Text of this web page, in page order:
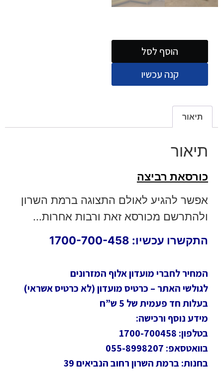
הוסף לסל
קנה עכשיו
תיאור
תיאור
כורסאת רביצה
אפשר להגיע לאולם התצוגה ברמת השרון
ולהתרשם מכורסא זאת ורבות אחרות…
התקשרו עכשיו: 1700-700-458
המחיר לחברי מועדון אלוף המזרונים
לגולשי האתר – כרטיס מועדון (לא כרטיס אשראי)
בעלות חד פעמית של 5 ש”ח
מידע נוסף ורכישה:
בטלפון: 1700-700458
בוואטסאפ: 055-8998207
בחנות: ברמת השרון רחוב הנביאים 39